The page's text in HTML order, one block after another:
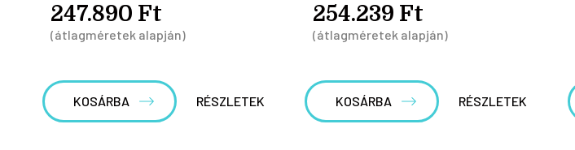
247.890 Ft
(átlagméretek alapján)
KOSÁRBA RÉSZLETEK
254.239 Ft
(átlagméretek alapján)
KOSÁRBA RÉSZLETEK